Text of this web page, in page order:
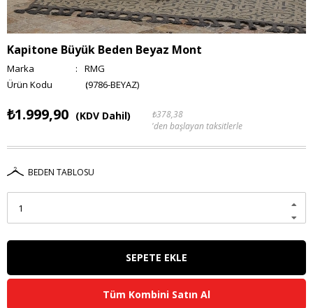
Kapitone Büyük Beden Beyaz Mont
Marka :
RMG
(9786-BEYAZ)
₺1.999,90 (KDV Dahil)
₺378,38
'den başlayan taksitlerle
BEDEN TABLOSU
Tüm Kombini Satın Al